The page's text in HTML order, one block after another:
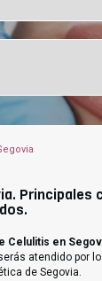
Principales
Celulitis en
atendido por
de Segovia.